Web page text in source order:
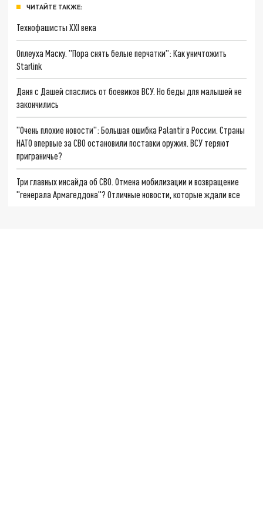
ЧИТАЙТЕ ТАКЖЕ:
Технофашисты XXI века
Оплеуха Маску. "Пора снять белые перчатки": Как уничтожить
Starlink
Даня с Дашей спаслись от боевиков ВСУ. Но беды для малышей не
закончились
"Очень плохие новости": Большая ошибка Palantir в России. Страны
НАТО впервые за СВО остановили поставки оружия. ВСУ теряют
приграничье?
Три главных инсайда об СВО. Отмена мобилизации и возвращение
"генерала Армагеддона"? Отличные новости, которые ждали все